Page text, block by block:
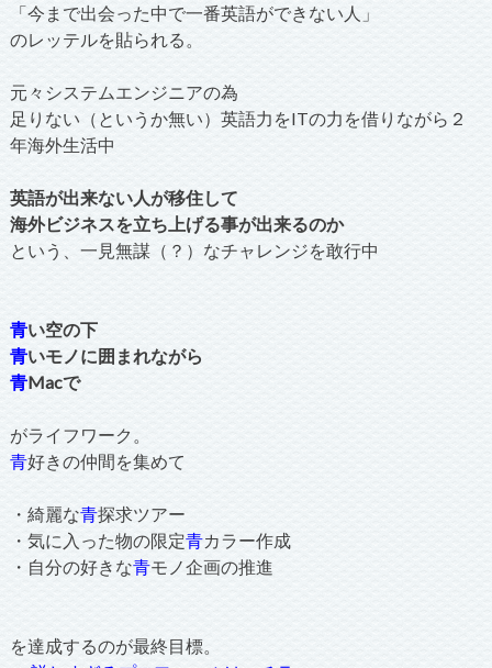
「今まで出会った中で一番英語ができない人」
のレッテルを貼られる。
元々システムエンジニアの為
足りない（というか無い）英語力をITの力を借りながら２
年海外生活中
英語が出来ない人が移住して
海外ビジネスを立ち上げる事が出来るのか
という、一見無謀（？）なチャレンジを敢行中
青い空の下
青いモノに囲まれながら
青Macで
がライフワーク。
青好きの仲間を集めて
・綺麗な青探求ツアー
・気に入った物の限定青カラー作成
・自分の好きな青モノ企画の推進
を達成するのが最終目標。